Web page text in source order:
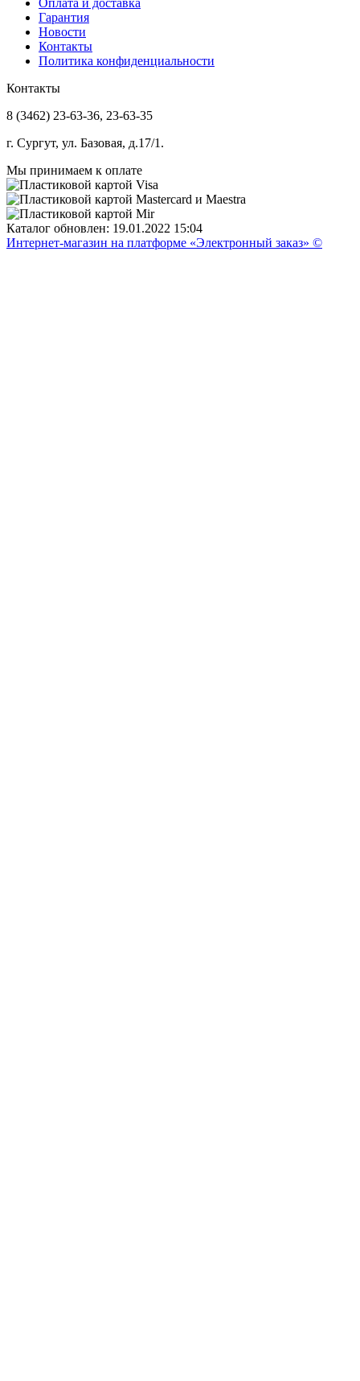
Гарантия
Новости
Контакты
Политика конфиденциальности
Контакты
8 (3462) 23-63-36, 23-63-35
г. Сургут, ул. Базовая, д.17/1.
Мы принимаем к оплате
Каталог обновлен: 19.01.2022 15:04
Интернет-магазин на платформе «Электронный заказ» ©